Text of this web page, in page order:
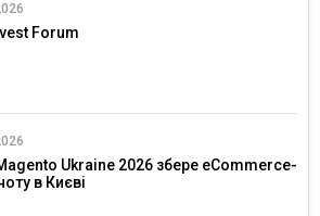
Forum
Ukraine 2026 збере eCommerce-
в Києві